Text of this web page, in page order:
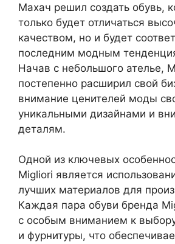
Махач решил создать обувь,
только будет отличаться
качеством, но и будет
последним модным
Начав с небольшого ателье,
постепенно расширил свой
внимание ценителей моды
уникальными дизайнами и
деталям.
Одной из ключевых
Migliori является
лучших материалов для
Каждая пара обуви бренда
с особым вниманием к
и фурнитуры, что